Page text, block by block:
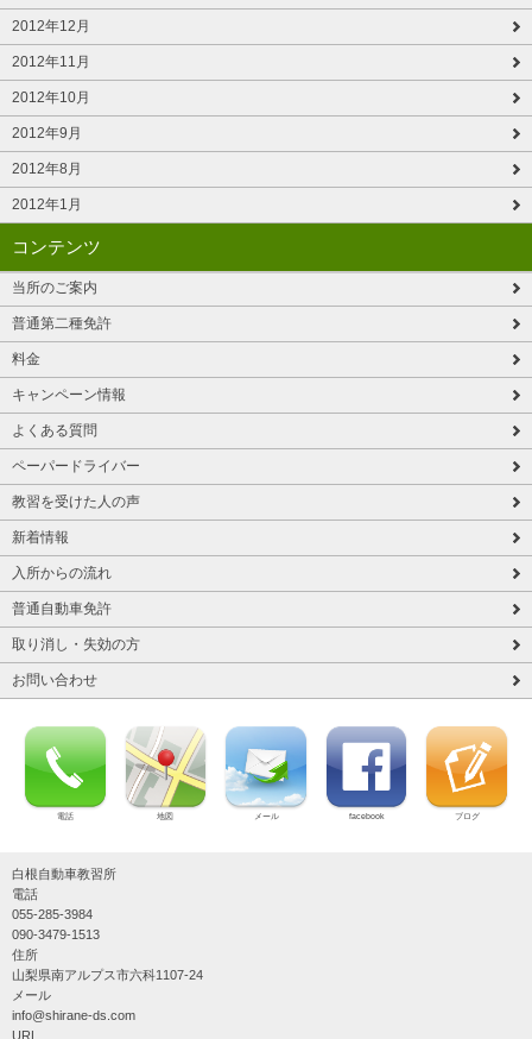
2012年12月
2012年11月
2012年10月
2012年9月
2012年8月
2012年1月
コンテンツ
当所のご案内
普通第二種免許
料金
キャンペーン情報
よくある質問
ペーパードライバー
教習を受けた人の声
新着情報
入所からの流れ
普通自動車免許
取り消し・失効の方
お問い合わせ
電話 地図 メール facebook ブログ
白根自動車教習所
電話
055-285-3984
090-3479-1513
住所
山梨県南アルプス市六科1107-24
メール
info@shirane-ds.com
URL